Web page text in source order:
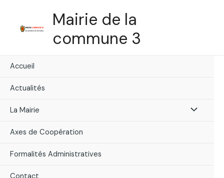
content
Mairie de la
commune 3
Accueil
Actualités
La Mairie Menu
Axes de Coopération
Formalités Administratives